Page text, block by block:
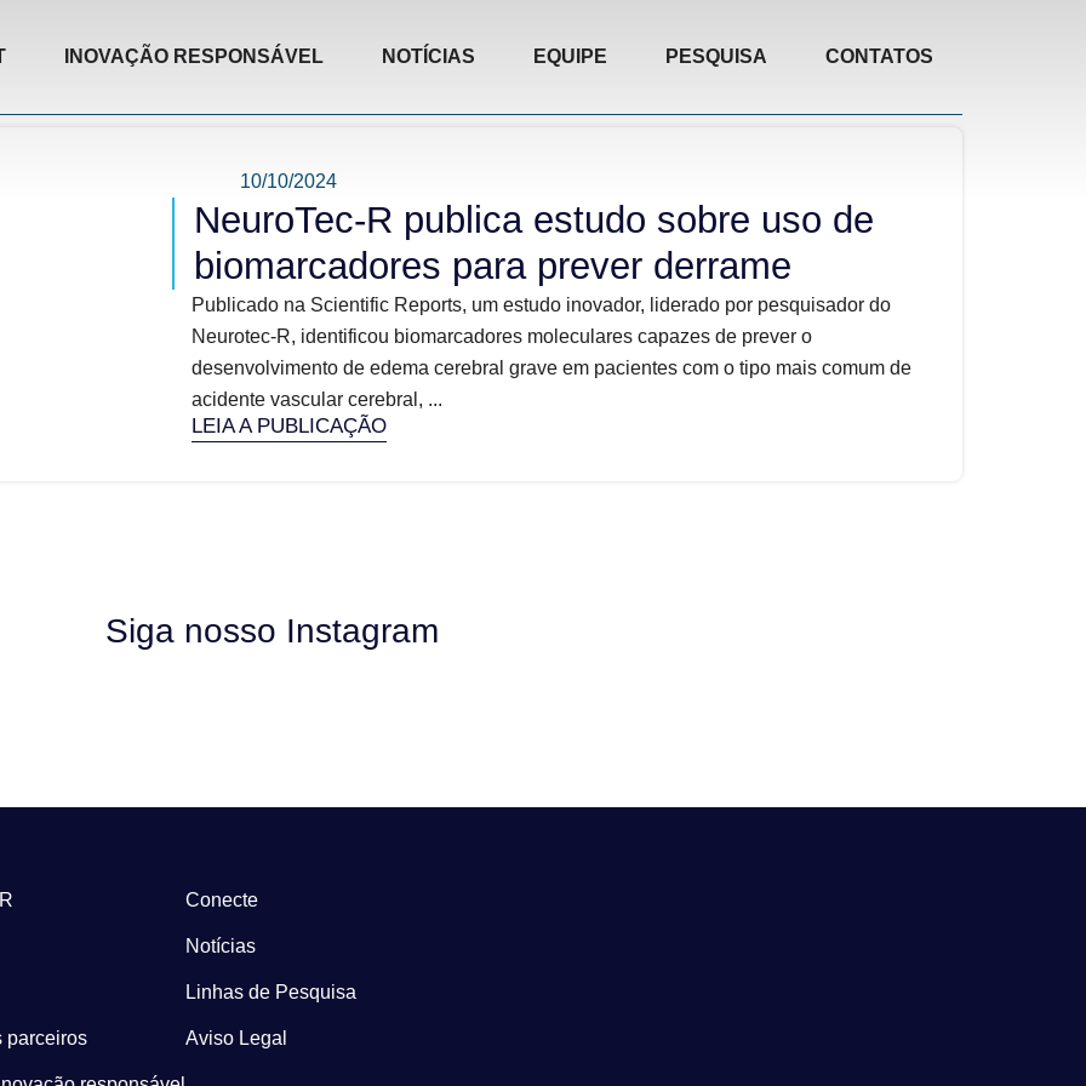
INOVAÇÃO RESPONSÁVEL NOTÍCIAS EQUIPE PESQUISA CONTATOS
10/10/2024
NeuroTec-R publica estudo sobre uso de
biomarcadores para prever derrame
Publicado na Scientific Reports, um estudo inovador, liderado por pesquisador do
Neurotec-R, identificou biomarcadores moleculares capazes de prever o
desenvolvimento de edema cerebral grave em pacientes com o tipo mais comum de
acidente vascular cerebral, ...
LEIA A PUBLICAÇÃO
Siga nosso Instagram
parceiros
Conecte
Notícias
Linhas de Pesquisa
Aviso Legal